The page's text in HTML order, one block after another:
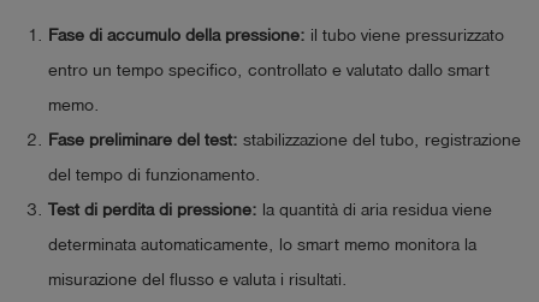
Fase di accumulo della pressione: il tubo viene pressurizzato
entro un tempo specifico, controllato e valutato dallo smart
memo.
Fase preliminare del test: stabilizzazione del tubo, registrazione
del tempo di funzionamento.
Test di perdita di pressione: la quantità di aria residua viene
determinata automaticamente, lo smart memo monitora la
misurazione del flusso e valuta i risultati.